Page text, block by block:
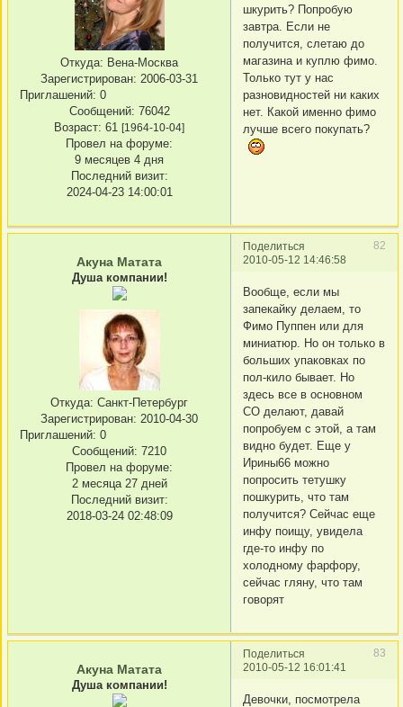
Откуда: Вена-Москва
Зарегистрирован: 2006-03-31
Приглашений: 0
Сообщений: 76042
Возраст: 61 [1964-10-04]
Провел на форуме:
9 месяцев 4 дня
Последний визит:
2024-04-23 14:00:01
шкурить? Попробую
завтра. Если не
получится, слетаю до
магазина и куплю фимо.
Только тут у нас
разновидностей ни каких
нет. Какой именно фимо
лучше всего покупать?
Поделиться
82
2010-05-12 14:46:58
Акуна Матата
Душа компании!
Откуда: Санкт-Петербург
Зарегистрирован: 2010-04-30
Приглашений: 0
Сообщений: 7210
Провел на форуме:
2 месяца 27 дней
Последний визит:
2018-03-24 02:48:09
Вообще, если мы
запекайку делаем, то
Фимо Пуппен или для
миниатюр. Но он только в
больших упаковках по
пол-кило бывает. Но
здесь все в основном
СО делают, давай
попробуем с этой, а там
видно будет. Еще у
Ирины66 можно
попросить тетушку
пошкурить, что там
получится? Сейчас еще
инфу поищу, увидела
где-то инфу по
холодному фарфору,
сейчас гляну, что там
говорят
Поделиться
83
2010-05-12 16:01:41
Акуна Матата
Душа компании!
Девочки, посмотрела